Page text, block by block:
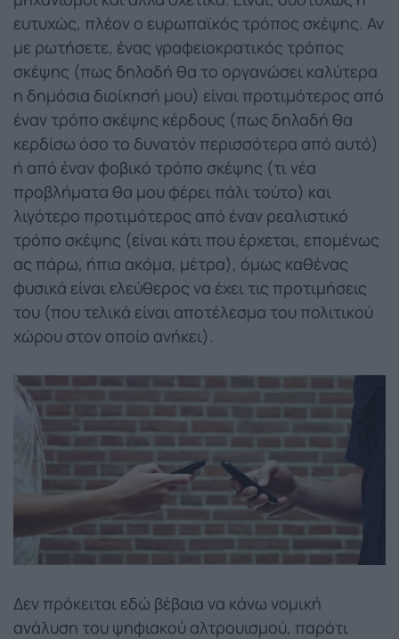
ευτυχώς, πλέον ο ευρωπαϊκός τρόπος σκέψης. Αν
με ρωτήσετε, ένας γραφειοκρατικός τρόπος
σκέψης (πως δηλαδή θα το οργανώσει καλύτερα
η δημόσια διοίκησή μου) είναι προτιμότερος από
έναν τρόπο σκέψης κέρδους (πως δηλαδή θα
κερδίσω όσο το δυνατόν περισσότερα από αυτό)
ή από έναν φοβικό τρόπο σκέψης (τι νέα
προβλήματα θα μου φέρει πάλι τούτο) και
λιγότερο προτιμότερος από έναν ρεαλιστικό
τρόπο σκέψης (είναι κάτι που έρχεται, επομένως
ας πάρω, ήπια ακόμα, μέτρα), όμως καθένας
φυσικά είναι ελεύθερος να έχει τις προτιμήσεις
του (που τελικά είναι αποτέλεσμα του πολιτικού
χώρου στον οποίο ανήκει).
Δεν πρόκειται εδώ βέβαια να κάνω νομική
ανάλυση του ψηφιακού αλτρουισμού, παρότι